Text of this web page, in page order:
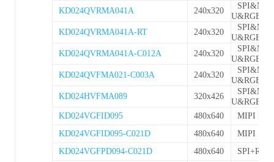
KD024QVRMA041A
240x320
SPI&MC
U&RGB
KD024QVRMA041A-RT
240x320
SPI&MC
U&RGB
KD024QVRMA041A-C012A
240x320
SPI&MC
U&RGB
KD024QVFMA021-C003A
240x320
SPI&MC
U&RGB
KD024HVFMA089
320x426
SPI&MC
U&RGB
KD024VGFID095
480x640
MIPI
KD024VGFID095-C021D
480x640
MIPI
KD024VGFPD094-C021D
480x640
SPI+RGB